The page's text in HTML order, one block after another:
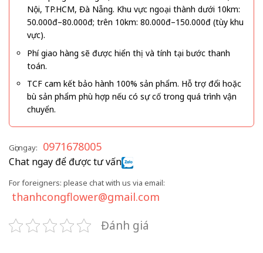
Nội, TP.HCM, Đà Nẵng. Khu vực ngoại thành dưới 10km:
50.000đ–80.000đ; trên 10km: 80.000đ–150.000đ (tùy khu
vực).
Phí giao hàng sẽ được hiển thị và tính tại bước thanh
toán.
TCF cam kết bảo hành 100% sản phẩm. Hỗ trợ đổi hoặc
bù sản phẩm phù hợp nếu có sự cố trong quá trình vận
chuyển.
Gọi ngay: 0971678005
Chat ngay để được tư vấn
For foreigners: please chat with us via email:
thanhcongflower@gmail.com
Đánh giá